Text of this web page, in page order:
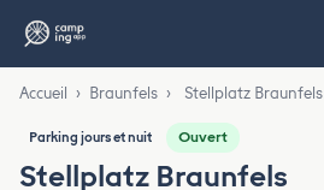
Accueil › Braunfels › Stellplatz Braunfels
Parking jours et nuit Ouvert
Stellplatz Braunfels